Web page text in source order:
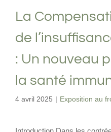
La
de
: Un nouveau
la santé
4 avril 2025 | Exposition au